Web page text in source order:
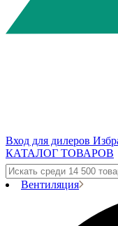
Вход для дилеров
КАТАЛОГ ТОВАРОВ
Вентиляция